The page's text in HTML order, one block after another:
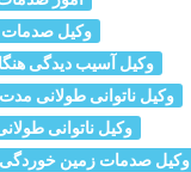
وکیل صدمات
وکیل آسیب دیدگی
وکیل ناتوانی طولانی
وکیل ناتوانی
وکیل صدمات زمین خوردگی